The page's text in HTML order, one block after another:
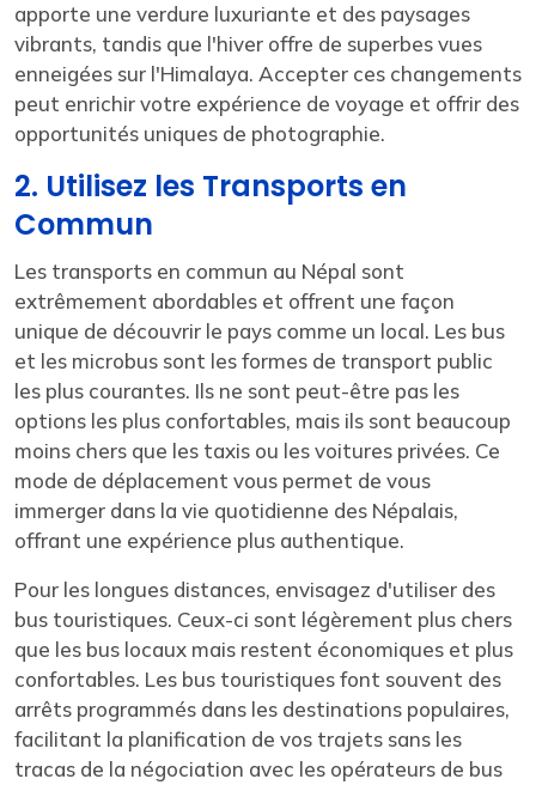
apporte une verdure luxuriante et des paysages
vibrants, tandis que l'hiver offre de superbes vues
enneigées sur l'Himalaya. Accepter ces changements
peut enrichir votre expérience de voyage et offrir des
opportunités uniques de photographie.
2. Utilisez les Transports en
Commun
Les transports en commun au Népal sont
extrêmement abordables et offrent une façon
unique de découvrir le pays comme un local. Les bus
et les microbus sont les formes de transport public
les plus courantes. Ils ne sont peut-être pas les
options les plus confortables, mais ils sont beaucoup
moins chers que les taxis ou les voitures privées. Ce
mode de déplacement vous permet de vous
immerger dans la vie quotidienne des Népalais,
offrant une expérience plus authentique.
Pour les longues distances, envisagez d'utiliser des
bus touristiques. Ceux-ci sont légèrement plus chers
que les bus locaux mais restent économiques et plus
confortables. Les bus touristiques font souvent des
arrêts programmés dans les destinations populaires,
facilitant la planification de vos trajets sans les
tracas de la négociation avec les opérateurs de bus